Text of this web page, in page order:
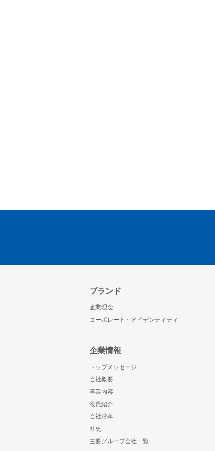
ブランド
企業理念
コーポレート・アイデンティティ
企業情報
トップメッセージ
会社概要
事業内容
役員紹介
会社沿革
社史
主要グループ会社一覧